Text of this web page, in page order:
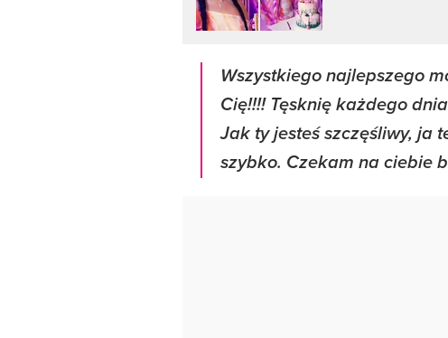
Wszystkiego najlepszego
Cię!!!! Tęsknię każdego
Jak ty jesteś szczęśliwy, ja
szybko. Czekam na ciebie